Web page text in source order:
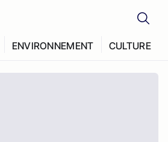
ENVIRONNEMENT CULTURE